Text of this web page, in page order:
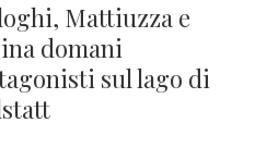
Mattiuzza e
domani
sul lago di